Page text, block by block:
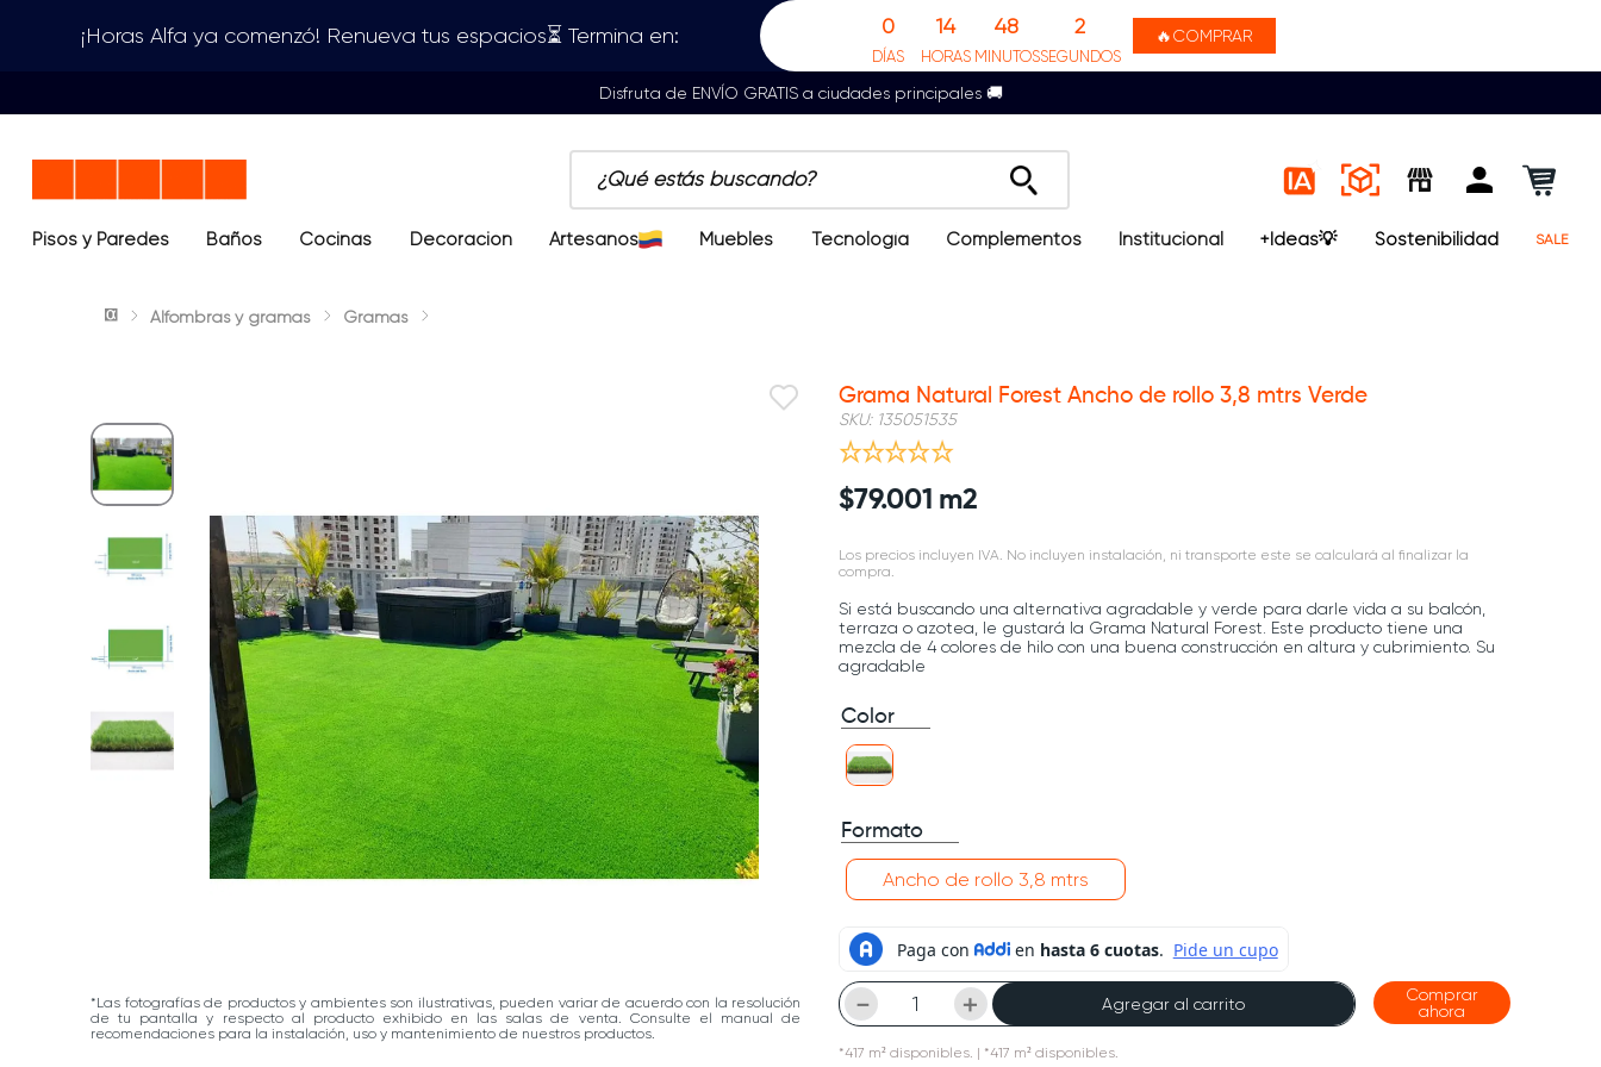
¡Horas Alfa ya comenzó! Renueva tus espacios⏳ Termina en: 0
DÍAS
14
HORAS
48
MINUTOS
1
SEGUNDOS
🔥COMPRAR
Disfruta de ENVÍO GRATIS a ciudades principales 🚚
¿Qué estás buscando?
Términos más buscados
2. sanitario
Pisos y Paredes Baños Cocinas Decoración Artesanos Muebles Tecnología Complementos Institucional +Ideas💡 Sostenibilidad SALE
Alfombras y gramas Gramas
*Las fotografías de productos y ambientes son ilustrativas, pueden variar de acuerdo con la resolución
de tu pantalla y respecto al producto exhibido en las salas de venta. Consulte el manual de
recomendaciones para la instalación, uso y mantenimiento de nuestros productos.
Grama Natural Forest Ancho de rollo 3,8 mtrs Verde
SKU: 135051535
$79.001 m2
Los precios incluyen IVA. No incluyen instalación, ni transporte este se calculará al finalizar la
compra.
Si está buscando una alternativa agradable y verde para darle vida a su balcón,
terraza o azotea, le gustará la Grama Natural Forest. Este producto tiene una
mezcla de 4 colores de hilo con una buena construcción en altura y cubrimiento. Su
agradable
Color
Formato
Ancho de rollo 3,8 mtrs
＋
－ Agregar al carrito
*417 m² disponibles. | *417 m² disponibles.
Comprar
ahora